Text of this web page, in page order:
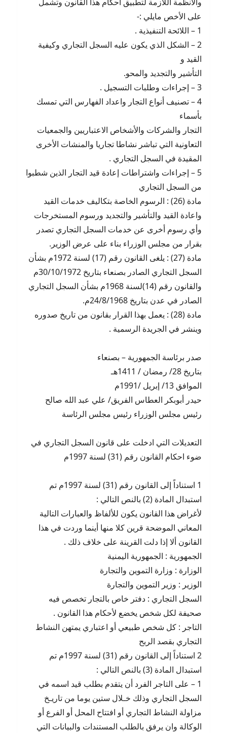
على الأخص مايلي :-
1 – اللائحة التنفيذية .
2 – الشكل الذي يكون عليه السجل التجاري وكيفية
القيد و
التأشير والتجديد والمحو.
3 – إجراءات وطلبات التسجيل .
4 – تصنيف أنواع التجار واعداد الفهارس التي تمسك
بأسماء
التجار والشركات والأشخاص الاعتباريين والجمعيات
التعاونية التي تباشر نشاطا تجاريا والمنشات الأخرى
المقيدة في السجل التجاري .
5 – إجراءات واشتراطات إعادة قيد التجار الذين شطبوا
من السجل التجاري
مادة (26) : الرسوم الخاصة بتكاليف خدمات القيد
واعادة القيد والتأشير والتجديد ورسوم المستخرجات
وأي رسوم أخرى عن خدمات السجل التجاري تصدر
بقرار من مجلس الوزراء بناء على عرض الوزير.
مادة (27) : يلغى القانون رقم (17) لسنة 1972م بشأن
السجل التجاري الصادر بصنعاء بتاريخ 30/10/1972م
والقانون رقم (14)لسنة 1968م بشأن السجل التجاري
الصادر في عدن بتاريخ 24/8/1968م.
مادة (28) : يعمل بهذا القرار بقانون من تاريخ صدوره
وينشر في الجريدة الرسمية .
صدر برئاسة الجمهورية – بصنعاء
بتاريخ 28/ رمضان / 1411هـ
الموافق 13/ إبريل /1991م
حيدر أبوبكر العطاس الفريق/ علي عبد الله صالح
رئيس مجلس الوزراء رئيس مجلس الرئاسة
التعديلات التي ادخلت على قانون السجل التجاري في
ضوء احكام القانون رقم (31) لسنة 1997م
1 استناداً إلى القانون رقم (31) لسنة 1997م تم
استبدال المادة (2) بالنص التالي :
لأغراض هذا القانون يكون للألفاظ والعبارات التالية
المعاني الموضحة قرين كلا منها أينما وردت في هذا
القانون ألا إذا دلت القرينة على خلاف ذلك .
الجمهورية : الجمهورية اليمنية
الوزارة : وزارة التموين والتجارة
الوزير : وزير التموين والتجارة
السجل التجاري : دفتر خاص بالتجار تخصص فيه
صحيفة لكل شخص يخضع لأحكام هذا القانون .
التاجر : كل شخص طبيعي أو اعتباري يمتهن النشاط
التجاري بقصد الربح
2 استناداً إلى القانون رقم (31) لسنة 1997م تم
استبدال المادة (3) بالنص التالي :
1 – على التاجر الفرد أن يتقدم بطلب قيد اسمه في
السجل التجاري وذلك خـلال ستين يوما من تاريـخ
مزاولة النشاط التجاري أو افتتاح المحل أو الفرع أو
الوكالة وان يرفق بالطلب المستندات والبيانات التي